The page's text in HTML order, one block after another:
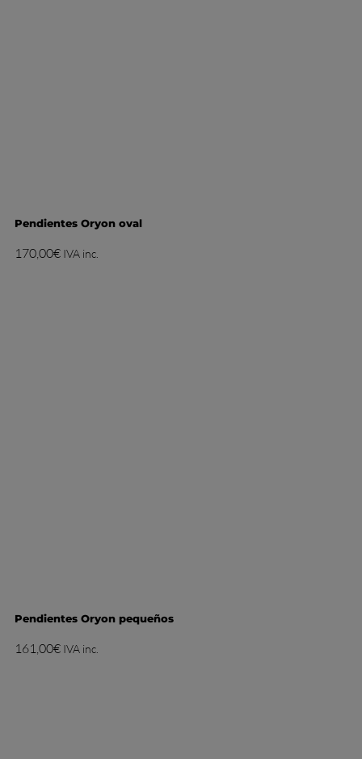
Pendientes Oryon oval
170,00€ IVA inc.
Pendientes Oryon pequeños
161,00€ IVA inc.